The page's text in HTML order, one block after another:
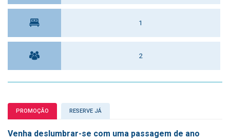
1
2
PROMOÇÃO RESERVE JÁ
Venha deslumbrar-se com uma passagem de ano